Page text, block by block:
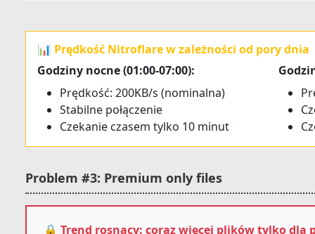
📊 Prędkość Nitroflare w zależności od pory dnia
Godziny nocne (01:00-07:00):
Prędkość: 200KB/s (nominalna)
Stabilne połączenie
Czekanie czasem tylko 10 minut
Problem #3: Premium only files
🔒 Trend rosnący: coraz więcej plików tylko dla